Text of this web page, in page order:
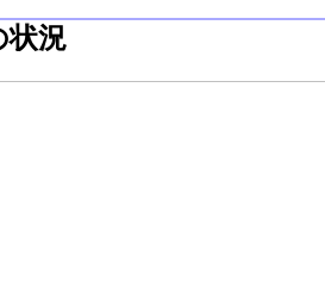
状況